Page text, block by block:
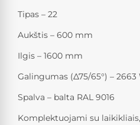
Tipas – 22
Aukštis – 600 mm
Ilgis – 1600 mm
Galingumas (Δ75/65°) – 2663
Spalva – balta RAL 9016
Komplektuojami su